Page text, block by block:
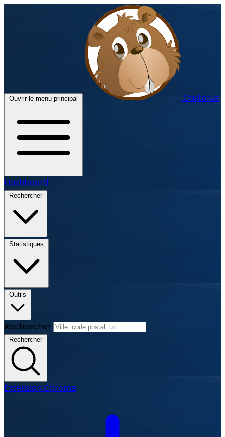
Ouvrir le menu principal Castorus
Dashboard
Rechercher
Statistiques
Outils
Rechercher
Rechercher
Extension Chrome